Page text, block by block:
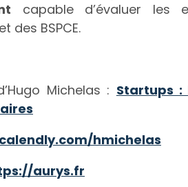
capable d’évaluer les
des BSPCE.
Michelas : Startups :
hmichelas
aurys.fr